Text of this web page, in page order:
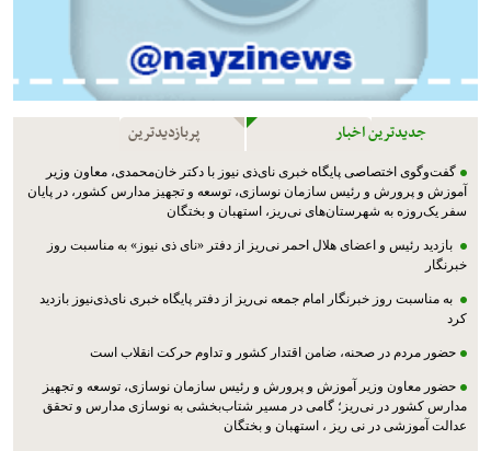
جدیدترین اخبار پربازدیدترین
گفت‌وگوی اختصاصی پایگاه خبری نای‌ذی نیوز با دکتر خان‌محمدی، معاون وزیر
آموزش و پرورش و رئیس سازمان نوسازی، توسعه و تجهیز مدارس کشور، در پایان
سفر یک‌روزه به شهرستان‌های نی‌ریز، استهبان و بختگان
بازدید رئیس و اعضای هلال احمر نی‌ریز از دفتر «نای ذی نیوز» به مناسبت روز
خبرنگار
به مناسبت روز خبرنگار امام جمعه نی‌ریز از دفتر پایگاه خبری نای‌ذی‌نیوز بازدید
کرد
حضور مردم در صحنه، ضامن اقتدار کشور و تداوم حرکت انقلاب است
حضور معاون وزیر آموزش و پرورش و رئیس سازمان نوسازی، توسعه و تجهیز
مدارس کشور در نی‌ریز؛ گامی در مسیر شتاب‌بخشی به نوسازی مدارس و تحقق
عدالت آموزشی در نی ریز ، استهبان و بختگان